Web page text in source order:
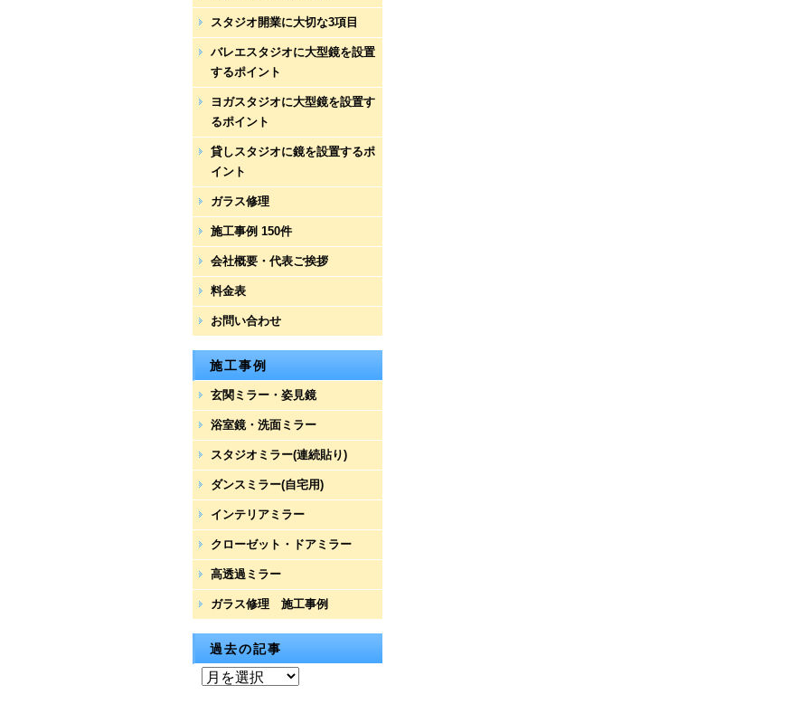
スタジオ開業に大切な3項目
バレエスタジオに大型鏡を設置
するポイント
ヨガスタジオに大型鏡を設置す
るポイント
貸しスタジオに鏡を設置するポ
イント
ガラス修理
施工事例 150件
会社概要・代表ご挨拶
料金表
お問い合わせ
施工事例
玄関ミラー・姿見鏡
浴室鏡・洗面ミラー
スタジオミラー(連続貼り)
ダンスミラー(自宅用)
インテリアミラー
クローゼット・ドアミラー
高透過ミラー
ガラス修理 施工事例
過去の記事